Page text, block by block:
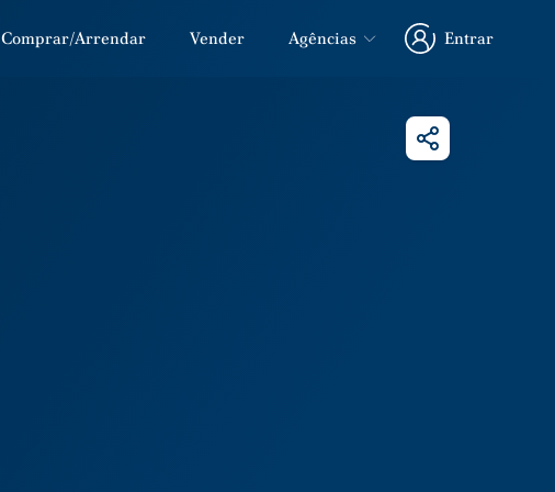
Comprar/Arrendar Vender Agências
Entrar
Entrar
Partilhar